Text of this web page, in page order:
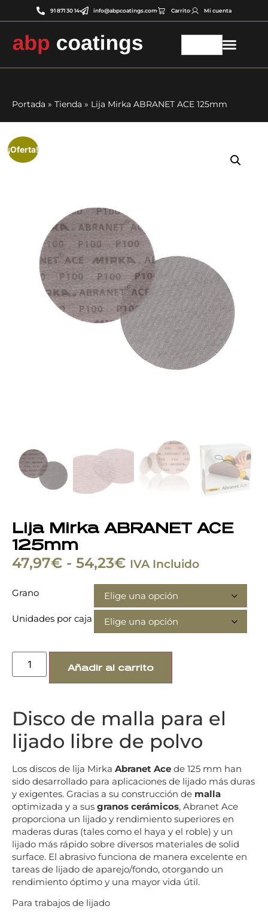
91 871 30 14 info@abpcoatings.com Carrito Mi cuenta
Portada » Tienda » Lija Mirka ABRANET ACE 125mm
¡Oferta!
Lija Mirka ABRANET ACE
125mm
47,97€ - 54,23€ IVA Incluido
Grano
Unidades por caja
Añadir al carrito
Disco de malla para el
lijado libre de polvo
Los discos de lija Mirka Abranet Ace de 125 mm han
sido desarrollado para aplicaciones de lijado más duras
y exigentes. Gracias a su construcción de malla
optimizada y a sus granos cerámicos, Abranet Ace
proporciona un lijado y rendimiento superiores en
maderas duras (tales como el haya y el roble) y un
lijado más rápido sobre diversos materiales de solid
surface. El abrasivo funciona de manera excelente en
tareas de lijado de aparejo/fondo, otorgando un
rendimiento óptimo y una mayor vida útil.
Para trabajos de lijado